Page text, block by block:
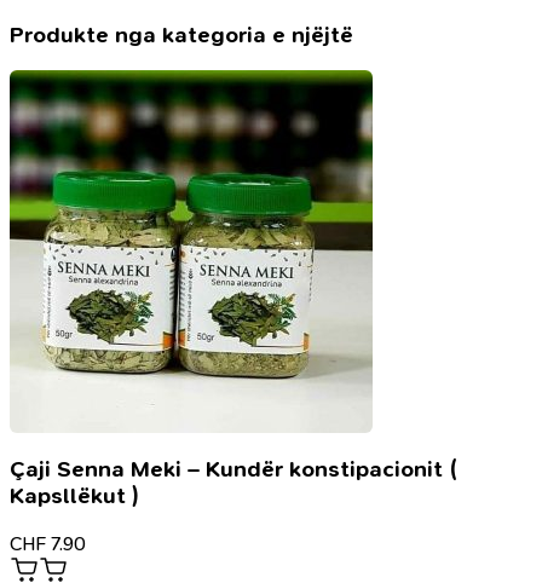
Produkte nga kategoria e njëjtë
Çaji Senna Meki – Kundër konstipacionit (
Kapsllëkut )
CHF 7.90